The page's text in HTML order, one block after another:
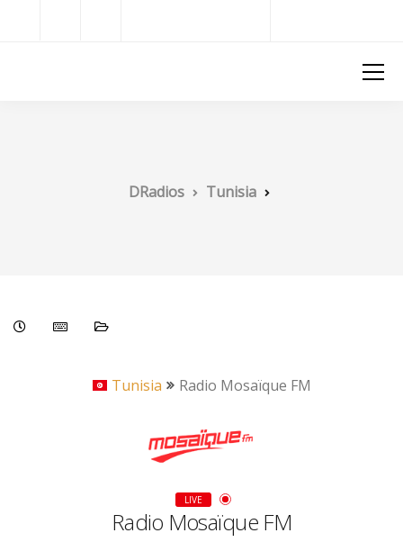
DRadios Tunisia
Tunisia Radio Mosaïque FM
LIVE
Radio Mosaïque FM